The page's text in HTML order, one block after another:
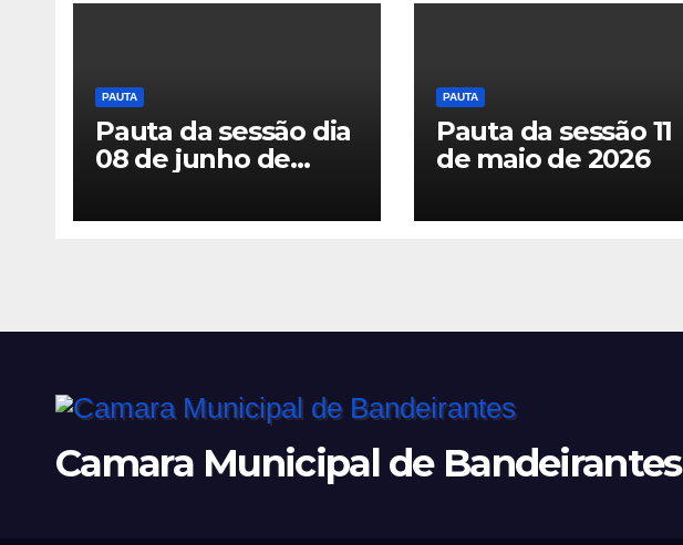
PAUTA
Pauta da sessão dia
08 de junho de
PAUTA
Pauta da sessão 11
de maio de 2026
Camara Municipal de Bandeirantes